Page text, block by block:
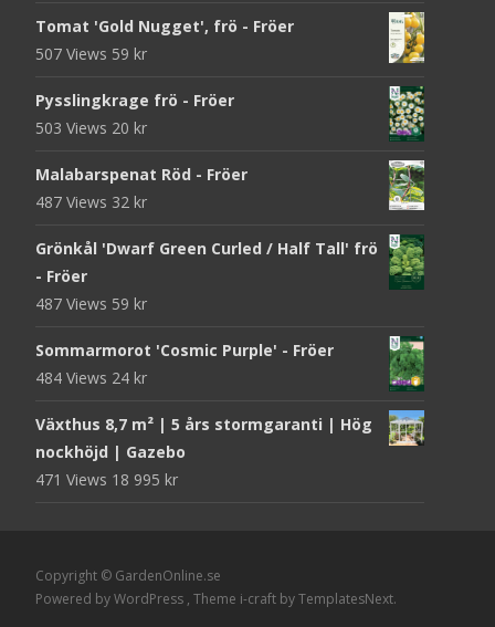
Tomat 'Gold Nugget', frö - Fröer
507 Views 59 kr
Pysslingkrage frö - Fröer
503 Views 20 kr
Malabarspenat Röd - Fröer
487 Views 32 kr
Grönkål 'Dwarf Green Curled / Half Tall' frö
- Fröer
487 Views 59 kr
Sommarmorot 'Cosmic Purple' - Fröer
484 Views 24 kr
Växthus 8,7 m² | 5 års stormgaranti | Hög
nockhöjd | Gazebo
471 Views 18 995 kr
Copyright © GardenOnline.se
Powered by WordPress , Theme i-craft by TemplatesNext.